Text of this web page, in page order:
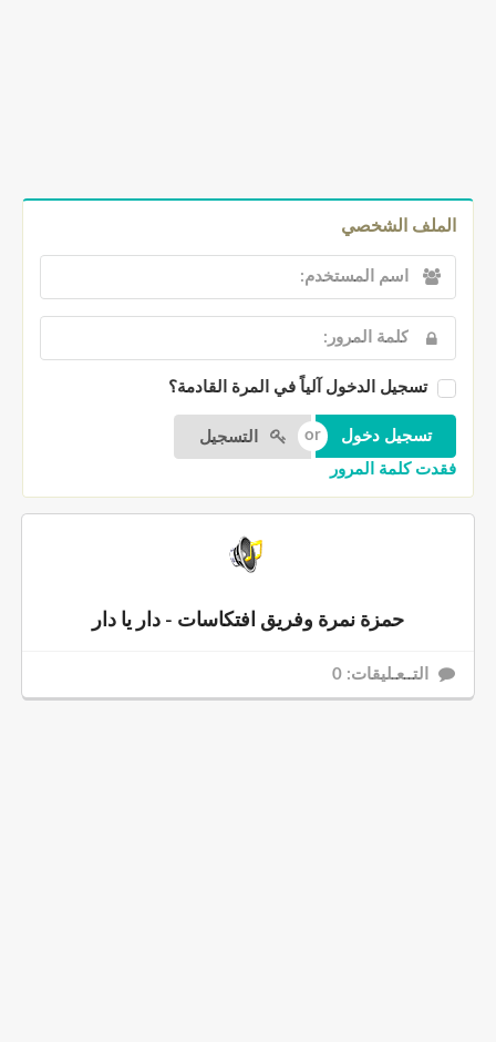
الملف الشخصي
تسجيل الدخول آلياً في المرة القادمة؟
التسجيل
فقدت كلمة المرور
حمزة نمرة وفريق افتكاسات - دار يا دار
التــعـليقات: 0